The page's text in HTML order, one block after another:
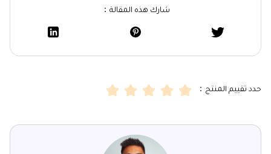
شارك هذه المقالة：
حدد تقييم المنتج：